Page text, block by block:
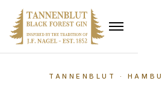
TANNENBLUT ·